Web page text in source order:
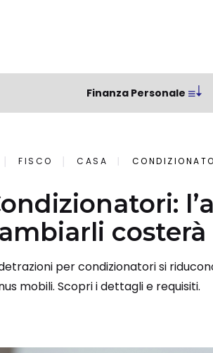
Finanza Personale
FISCO CASA
per condizionatori si
mobili. Scopri i dettagli e requisiti.